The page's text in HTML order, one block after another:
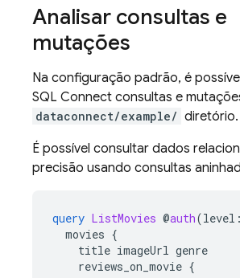
Analisar consultas e
mutações
Na configuração padrão, é
SQL Connect consultas e
dataconnect/example/ diretório.
É possível consultar dados
precisão usando consultas
query ListMovies @auth(level :
movies {
title imageUrl genre
reviews_on_movie {